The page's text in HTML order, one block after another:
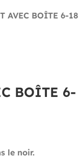
AVEC BOÎTE 6-18
BOÎTE 6-
le noir.